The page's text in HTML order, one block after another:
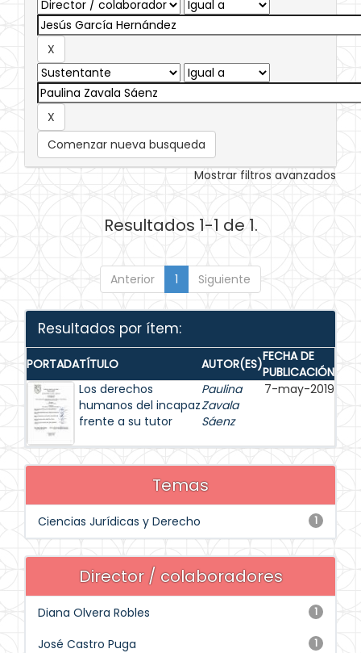
Comenzar nueva busqueda
Mostrar filtros avanzados
Resultados 1-1 de 1.
Anterior 1 Siguiente
Resultados por ítem:
PORTADATÍTULO AUTOR(ES)FECHA DE
PUBLICACIÓN
Los derechos
humanos del incapaz
frente a su tutor
Paulina
Zavala
Sáenz
7-may-2019
Temas
1
Ciencias Jurídicas y Derecho
Director / colaboradores
1
Diana Olvera Robles
1
José Castro Puga